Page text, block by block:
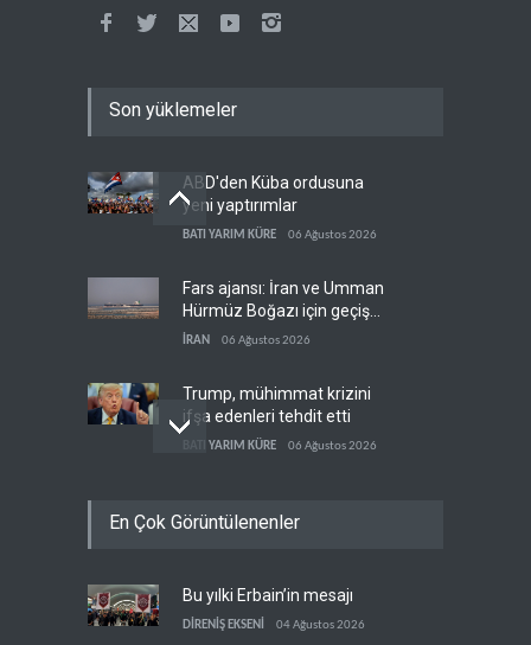
Son yüklemeler
ABD'den Küba ordusuna
yeni yaptırımlar
BATI YARIM KÜRE 06 Ağustos 2026
Fars ajansı: İran ve Umman
Hürmüz Boğazı için geçiş
koridorlarında anlaştı
İRAN 06 Ağustos 2026
Trump, mühimmat krizini
ifşa edenleri tehdit etti
BATI YARIM KÜRE 06 Ağustos 2026
Şeria'da işgalci
İsrail, beyin göçünde rekora
koşuyor
En Çok Görüntülenenler
Bu yılki Erbain’in mesajı
DİRENİŞ EKSENİ 04 Ağustos 2026